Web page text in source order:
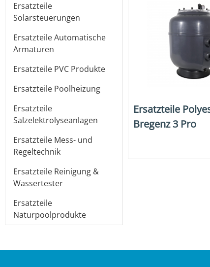
Ersatzteile
Solarsteuerungen
Ersatzteile Automatische
Armaturen
Ersatzteile PVC Produkte
Ersatzteile Poolheizung
Ersatzteile
Salzelektrolyseanlagen
Ersatzteile Mess- und
Regeltechnik
Ersatzteile Reinigung &
Wassertester
Ersatzteile
Naturpoolprodukte
Ersatzteile
Bregenz 3 Pro